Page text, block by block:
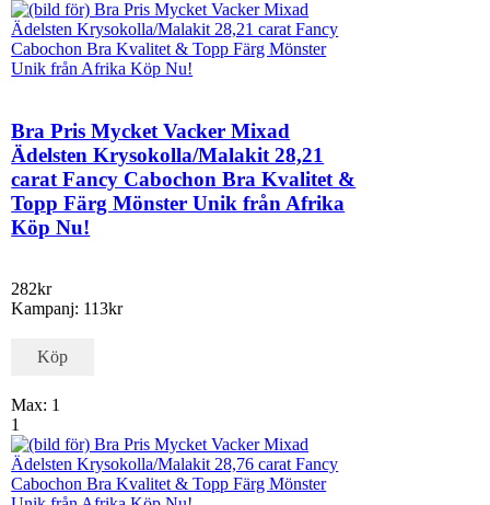
Bra Pris Mycket Vacker Mixad
Ädelsten Krysokolla/Malakit 28,21
carat Fancy Cabochon Bra Kvalitet &
Topp Färg Mönster Unik från Afrika
Köp Nu!
282kr
Kampanj: 113kr
Köp
Max: 1
1